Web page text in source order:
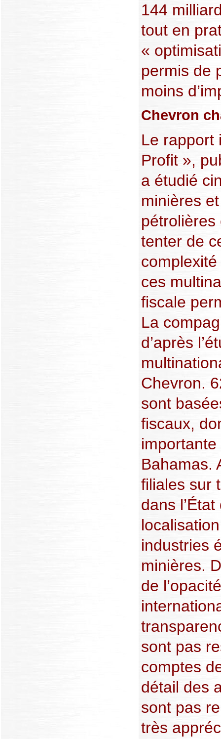
144
tout en
«
permis de
moins
Chevron
Le rapport
Profit »,
a étudié
minières
tenter de
ces
fiscale
La
d’après
Chevron.
sont
fiscaux,
Bahamas.
filiales sur
dans
industries
minières.
de
sont pas
comptes
détail des
sont pas
très